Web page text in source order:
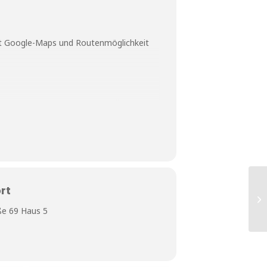
Maps und Routenmöglichkeit
Euch eine gemütliche
69 Haus 5